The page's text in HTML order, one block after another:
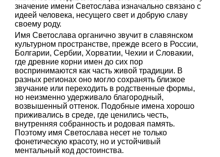
значение имени Светослава изначально связано с
идеей человека, несущего свет и добрую славу
своему роду.
Имя Светослава органично звучит в славянском
культурном пространстве, прежде всего в России,
Болгарии, Сербии, Хорватии, Чехии и Словакии,
где древние корни имен до сих пор
воспринимаются как часть живой традиции. В
разных регионах оно могло сохранять близкое
звучание или переходить в родственные формы,
но неизменно удерживало благородный,
возвышенный оттенок. Подобные имена хорошо
приживались в среде, где ценились честь,
внутренняя собранность и родовая память.
Поэтому имя Светослава несет не только
фонетическую красоту, но и устойчивый
ментальный код достоинства.